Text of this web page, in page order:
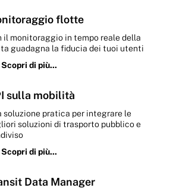
IntercityBus
flotte
il monitoraggio in tempo reale della
guadagna la fiducia dei tuoi utenti
Scopri di più...
sulla mobilità
soluzione pratica per integrare le
soluzioni di trasporto pubblico e
Scopri di più...
Data Manager